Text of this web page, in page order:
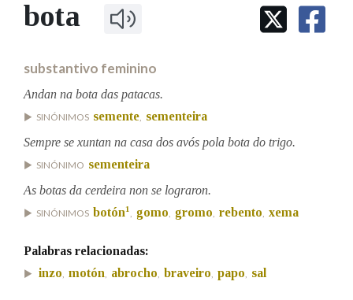
IDENTIDADE CORPORATIVA
MARCIAL DEL ADALID
FIGURAS HOMENAXEADAS
PORTAL DAS PALABRAS
Facebook
TwitterYoutubeInstagram
Bluesky
BUSCAR NOS LEMAS
Remata por
Contén
BUSCAR NO CONTIDO
Nas definicións
bota
substantivo feminino
Andan na bota das patacas.
SINÓNIMOS semente, sementeira
Sempre se xuntan na casa dos avós pola bota do trigo.
SINÓNIMO sementeira
As botas da cerdeira non se lograron.
SINÓNIMOS botón1, gomo, gromo, rebento, xema
Palabras relacionadas:
inzo, motón, abrocho, braveiro, papo, sal